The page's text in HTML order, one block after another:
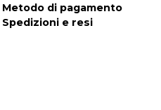
Metodo di pagamento
Spedizioni e resi